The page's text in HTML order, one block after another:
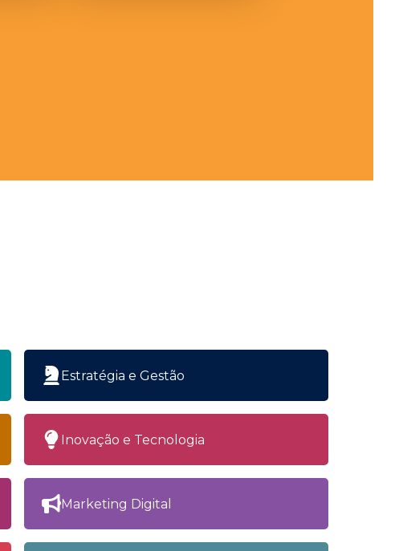
Estratégia e Gestão
Inovação e Tecnologia
Marketing Digital